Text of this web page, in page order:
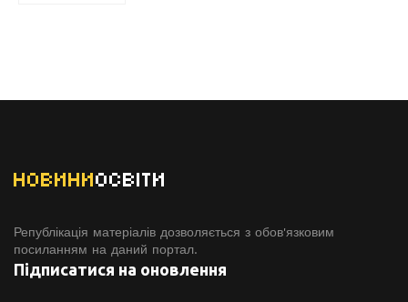
НОВИНИОСВІТИ
Републікація матеріалів дозволяється з обов'язковим
посиланням на даний портал.
Підписатися на оновлення